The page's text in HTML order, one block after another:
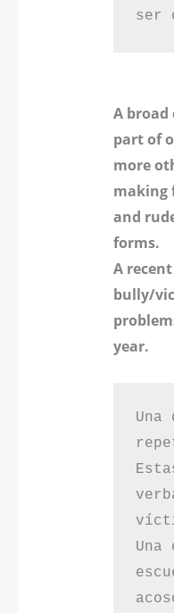
ser
A
part of
more
making
and
forms.
A
bully/
year.